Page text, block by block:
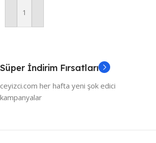
Sepete Ekle
Süper İndirim Fırsatları
ceyizci.com her hafta yeni şok edici
kampanyalar